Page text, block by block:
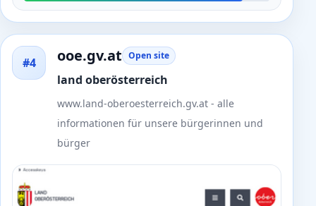
#4 ooe.gv.at Open site
land oberösterreich
www.land-oberoesterreich.gv.at - alle
informationen für unsere bürgerinnen und
bürger